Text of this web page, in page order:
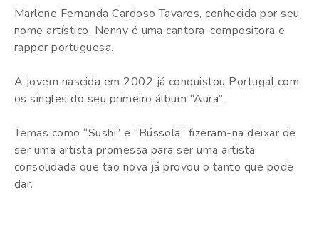
Marlene Fernanda Cardoso Tavares, conhecida por seu
nome artístico, Nenny é uma cantora-compositora e
rapper portuguesa.
A jovem nascida em 2002 já conquistou Portugal com
os singles do seu primeiro álbum “Aura”.
Temas como “Sushi” e “Bússola” fizeram-na deixar de
ser uma artista promessa para ser uma artista
consolidada que tão nova já provou o tanto que pode
dar.